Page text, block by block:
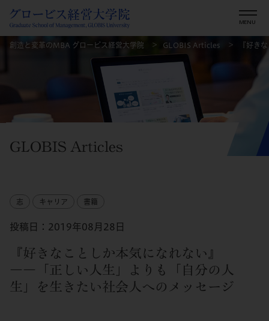
創造と変革のMBA グロービス経営大学院 GLOBIS Articles 『好き
GLOBIS Articles
志 キャリア 書籍
投稿日：2019年08月28日
『好きなことしか本気になれない』
――「正しい人生」よりも「自分の人
生」を生きたい社会人へのメッセージ